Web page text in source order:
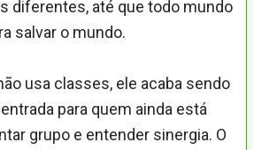
diferentes, até que todo mundo
salvar o mundo.
usa classes, ele acaba sendo
para quem ainda está
grupo e entender sinergia. O